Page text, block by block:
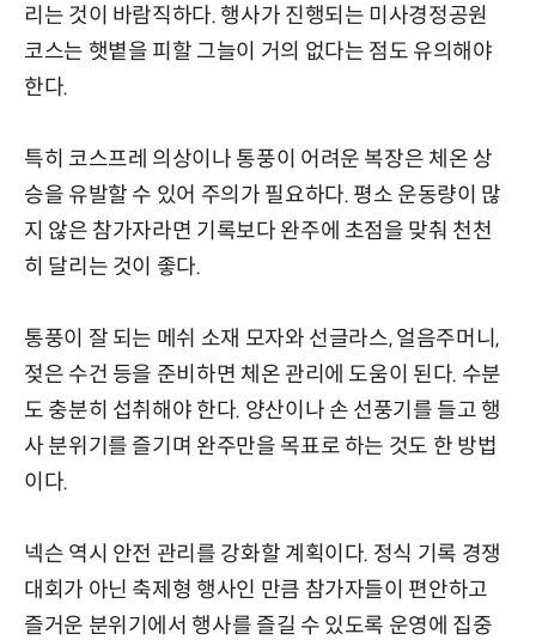
리는 것이 바람직하다. 행사가 진행되는 미사경정공원
코스는 햇볕을 피할 그늘이 거의 없다는 점도 유의해야
한다.
특히 코스프레 의상이나 통풍이 어려운 복장은 체온 상
승을 유발할 수 있어 주의가 필요하다. 평소 운동량이 많
지 않은 참가자라면 기록보다 완주에 초점을 맞춰 천천
히 달리는 것이 좋다.
통풍이 잘 되는 메쉬 소재 모자와 선글라스, 얼음주머니,
젖은 수건 등을 준비하면 체온 관리에 도움이 된다. 수분
도 충분히 섭취해야 한다. 양산이나 손 선풍기를 들고 행
사 분위기를 즐기며 완주만을 목표로 하는 것도 한 방법
이다.
넥슨 역시 안전 관리를 강화할 계획이다. 정식 기록 경쟁
대회가 아닌 축제형 행사인 만큼 참가자들이 편안하고
즐거운 분위기에서 행사를 즐길 수 있도록 운영에 집중